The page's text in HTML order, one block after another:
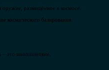
размещённое в космосе.
космического базирования.
это инопланетяне.